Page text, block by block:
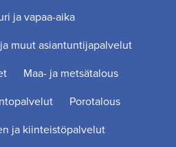
ja vapaa-aika
muut asiantuntijapalvelut
Maa- ja metsätalous
Porotalous
ja kiinteistöpalvelut